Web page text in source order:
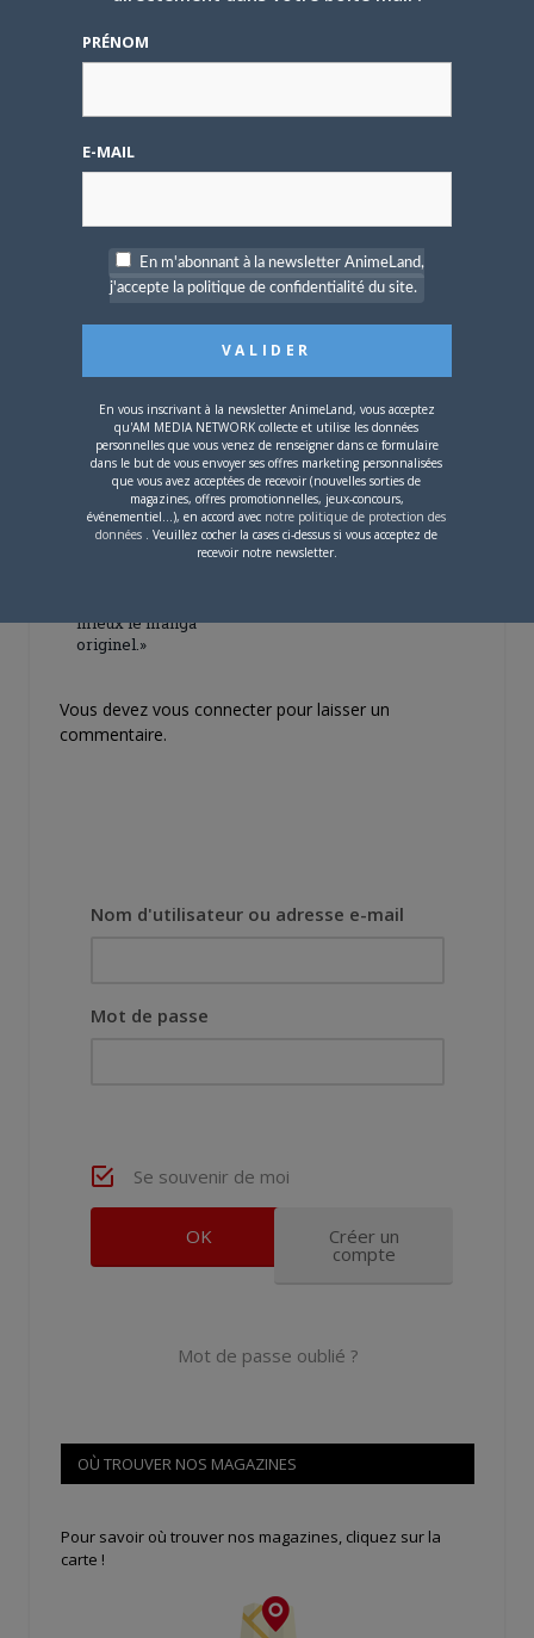
– Spécial Posters est
disponible !
Une nouvelle série TV
pour 2027
4 JUILLET 2026 0
[Entretien] Mokochan : «
Lors des prémices du
mieux le manga
originel.»
Vous devez vous connecter pour laisser un
commentaire.
Nom d'utilisateur ou adresse e-mail
Mot de passe
Se souvenir de moi
Créer un
compte
Mot de passe oublié ?
OÙ TROUVER NOS MAGAZINES
Pour savoir où trouver nos magazines, cliquez sur la
carte !
PRÉNOM
E-MAIL
En m'abonnant à la newsletter AnimeLand,
j'accepte la politique de confidentialité du site.
En vous inscrivant à la newsletter AnimeLand, vous acceptez
qu'AM MEDIA NETWORK collecte et utilise les données
personnelles que vous venez de renseigner dans ce formulaire
dans le but de vous envoyer ses offres marketing personnalisées
que vous avez acceptées de recevoir (nouvelles sorties de
magazines, offres promotionnelles, jeux-concours,
événementiel...), en accord avec notre politique de protection des
données . Veuillez cocher la cases ci-dessus si vous acceptez de
recevoir notre newsletter.